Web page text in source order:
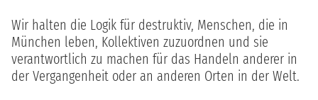
Wir halten die Logik für destruktiv, Menschen, die in
München leben, Kollektiven zuzuordnen und sie
verantwortlich zu machen für das Handeln anderer in
der Vergangenheit oder an anderen Orten in der Welt.